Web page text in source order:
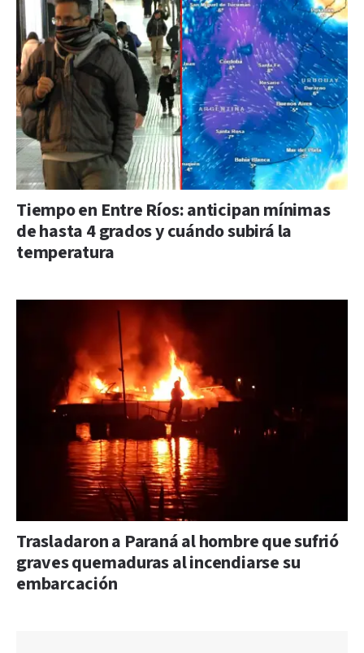
Tiempo en Entre Ríos: anticipan mínimas
de hasta 4 grados y cuándo subirá la
temperatura
Trasladaron a Paraná al hombre que sufrió
graves quemaduras al incendiarse su
embarcación